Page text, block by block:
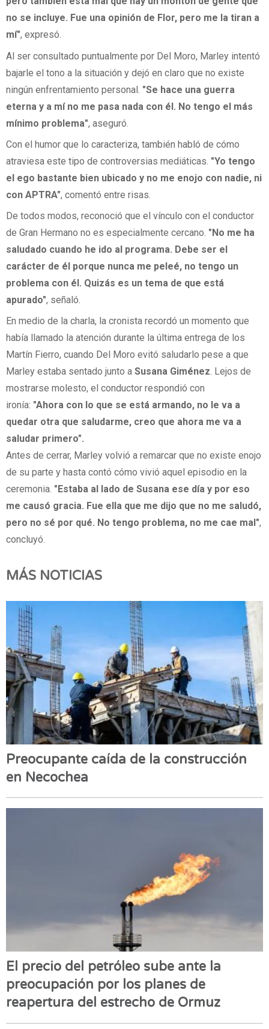
no se incluye. Fue una opinión de Flor, pero me la tiran a
mí", expresó.
Al ser consultado puntualmente por Del Moro, Marley intentó
bajarle el tono a la situación y dejó en claro que no existe
ningún enfrentamiento personal. "Se hace una guerra
eterna y a mí no me pasa nada con él. No tengo el más
mínimo problema", aseguró.
Con el humor que lo caracteriza, también habló de cómo
atraviesa este tipo de controversias mediáticas. "Yo tengo
el ego bastante bien ubicado y no me enojo con nadie, ni
con APTRA", comentó entre risas.
De todos modos, reconoció que el vínculo con el conductor
de Gran Hermano no es especialmente cercano. "No me ha
saludado cuando he ido al programa. Debe ser el
carácter de él porque nunca me peleé, no tengo un
problema con él. Quizás es un tema de que está
apurado", señaló.
En medio de la charla, la cronista recordó un momento que
había llamado la atención durante la última entrega de los
Martín Fierro, cuando Del Moro evitó saludarlo pese a que
Marley estaba sentado junto a Susana Giménez. Lejos de
mostrarse molesto, el conductor respondió con
ironía: "Ahora con lo que se está armando, no le va a
quedar otra que saludarme, creo que ahora me va a
saludar primero".
Antes de cerrar, Marley volvió a remarcar que no existe enojo
de su parte y hasta contó cómo vivió aquel episodio en la
ceremonia. "Estaba al lado de Susana ese día y por eso
me causó gracia. Fue ella que me dijo que no me saludó,
pero no sé por qué. No tengo problema, no me cae mal",
concluyó.
MÁS NOTICIAS
Preocupante caída de la construcción
en Necochea
El precio del petróleo sube ante la
preocupación por los planes de
reapertura del estrecho de Ormuz